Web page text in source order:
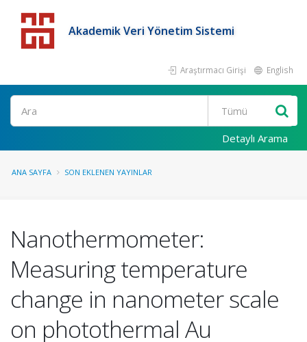
Akademik Veri Yönetim Sistemi
Araştırmacı Girişi English
Detaylı Arama
ANA SAYFA SON EKLENEN YAYINLAR
Nanothermometer:
Measuring temperature
change in nanometer scale
on photothermal Au